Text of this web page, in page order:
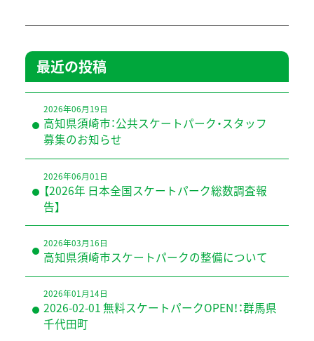
最近の投稿
2026年06月19日
高知県須崎市：公共スケートパーク・スタッフ
募集のお知らせ
2026年06月01日
【2026年 日本全国スケートパーク総数調査報
告】
2026年03月16日
高知県須崎市スケートパークの整備について
2026年01月14日
2026-02-01 無料スケートパークOPEN！：群馬県
千代田町